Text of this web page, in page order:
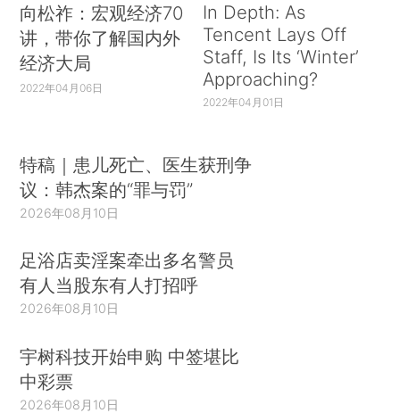
向松祚：宏观经济70
讲，带你了解国内外
经济大局
2022年04月06日
In Depth: As
Tencent Lays Off
Staff, Is Its ‘Winter’
Approaching?
2022年04月01日
特稿｜患儿死亡、医生获刑争
议：韩杰案的“罪与罚”
2026年08月10日
足浴店卖淫案牵出多名警员
有人当股东有人打招呼
2026年08月10日
宇树科技开始申购 中签堪比
中彩票
2026年08月10日